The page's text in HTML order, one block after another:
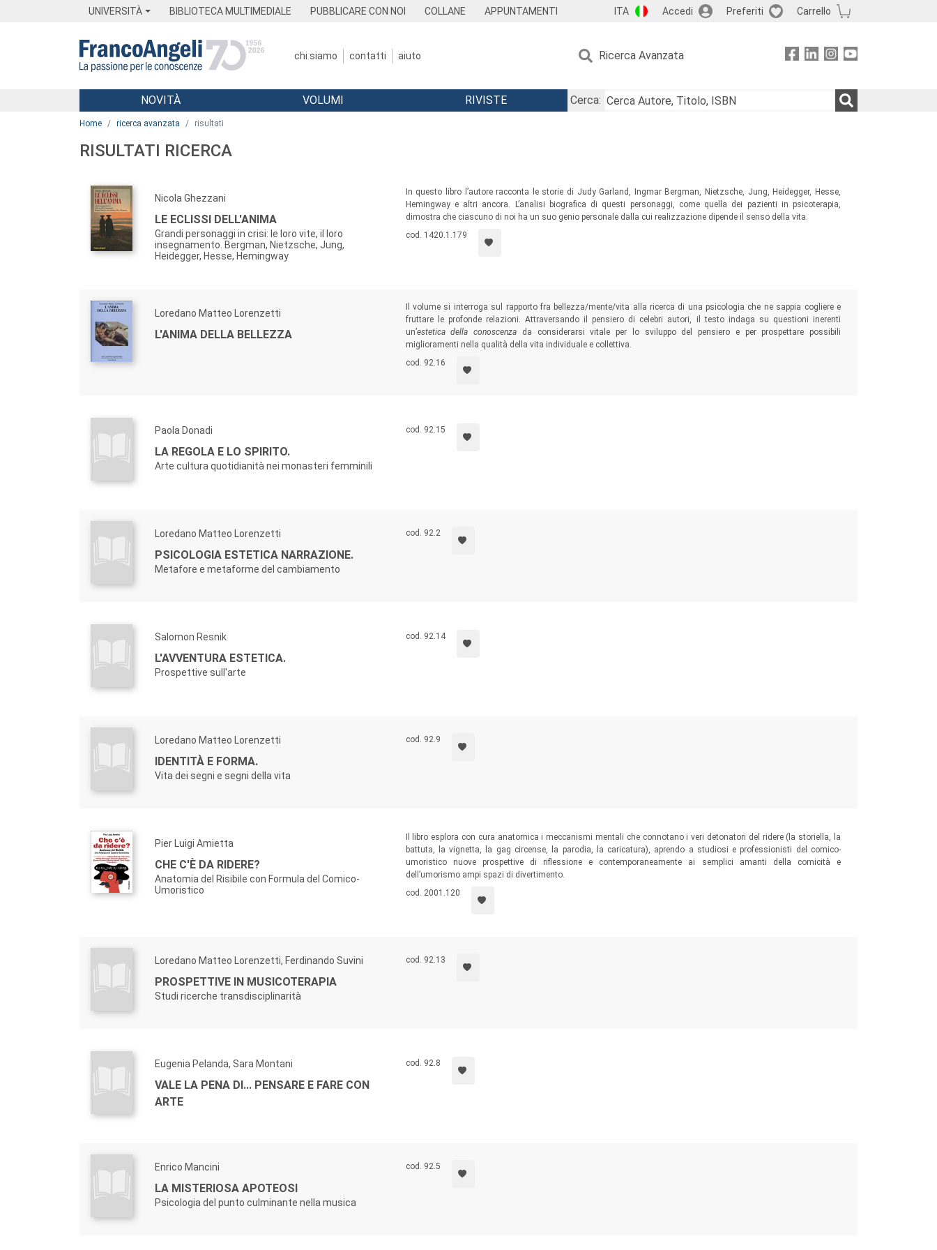
UNIVERSITÀ BIBLIOTECA MULTIMEDIALE PUBBLICARE CON NOI COLLANE APPUNTAMENTI ITA Accedi Preferiti Carrello
chi siamo contatti aiuto Ricerca Avanzata
Menu
NOVITÀ VOLUMI RIVISTE
Cerca:
Home ricerca avanzata risultati
RISULTATI RICERCA
Nicola Ghezzani
LE ECLISSI DELL'ANIMA
Grandi personaggi in crisi: le loro vite, il loro
insegnamento. Bergman, Nietzsche, Jung,
Heidegger, Hesse, Hemingway
In questo libro l’autore racconta le storie di Judy Garland, Ingmar Bergman, Nietzsche, Jung, Heidegger, Hesse,
Hemingway e altri ancora. L’analisi biografica di questi personaggi, come quella dei pazienti in psicoterapia,
dimostra che ciascuno di noi ha un suo genio personale dalla cui realizzazione dipende il senso della vita.
cod. 1420.1.179
Loredano Matteo Lorenzetti
L'ANIMA DELLA BELLEZZA
Il volume si interroga sul rapporto fra bellezza/mente/vita alla ricerca di una psicologia che ne sappia cogliere e
fruttare le profonde relazioni. Attraversando il pensiero di celebri autori, il testo indaga su questioni inerenti
un’estetica della conoscenza da considerarsi vitale per lo sviluppo del pensiero e per prospettare possibili
miglioramenti nella qualità della vita individuale e collettiva.
cod. 92.16
Paola Donadi
LA REGOLA E LO SPIRITO.
Arte cultura quotidianità nei monasteri femminili
cod. 92.15
Loredano Matteo Lorenzetti
PSICOLOGIA ESTETICA NARRAZIONE.
Metafore e metaforme del cambiamento
cod. 92.2
Salomon Resnik
L'AVVENTURA ESTETICA.
Prospettive sull'arte
cod. 92.14
Loredano Matteo Lorenzetti
IDENTITÀ E FORMA.
Vita dei segni e segni della vita
cod. 92.9
Pier Luigi Amietta
CHE C'È DA RIDERE?
Anatomia del Risibile con Formula del Comico-
Umoristico
Il libro esplora con cura anatomica i meccanismi mentali che connotano i veri detonatori del ridere (la storiella, la
battuta, la vignetta, la gag circense, la parodia, la caricatura), aprendo a studiosi e professionisti del comico-
umoristico nuove prospettive di riflessione e contemporaneamente ai semplici amanti della comicità e
dell’umorismo ampi spazi di divertimento.
cod. 2001.120
Loredano Matteo Lorenzetti, Ferdinando Suvini
PROSPETTIVE IN MUSICOTERAPIA
Studi ricerche transdisciplinarità
cod. 92.13
Eugenia Pelanda, Sara Montani
VALE LA PENA DI... PENSARE E FARE CON
ARTE
cod. 92.8
Enrico Mancini
LA MISTERIOSA APOTEOSI
Psicologia del punto culminante nella musica
cod. 92.5